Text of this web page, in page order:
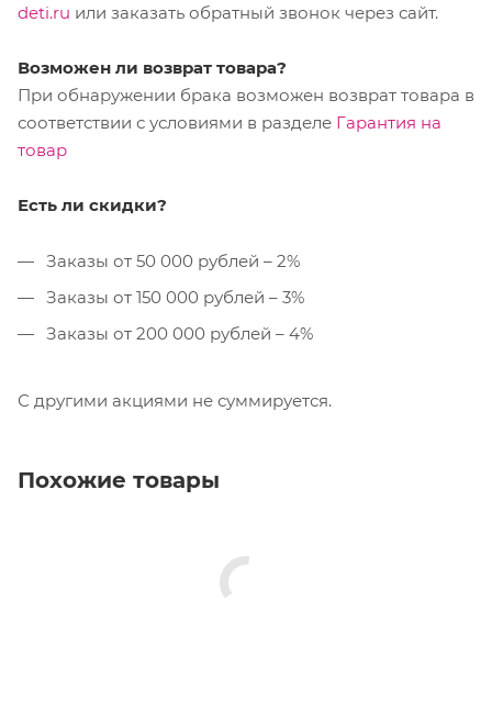
deti.ru или заказать обратный звонок через сайт.
Возможен ли возврат товара?
При обнаружении брака возможен возврат товара в
соответствии с условиями в разделе Гарантия на
товар
Есть ли скидки?
Заказы от 50 000 рублей – 2%
Заказы от 150 000 рублей – 3%
Заказы от 200 000 рублей – 4%
С другими акциями не суммируется.
Похожие товары